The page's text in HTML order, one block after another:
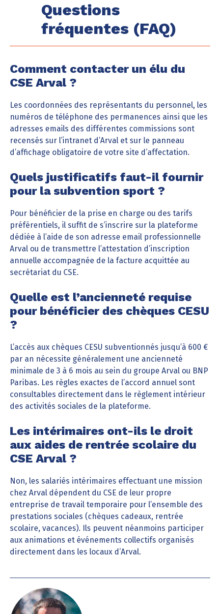
Questions
fréquentes (FAQ)
Comment contacter un élu du
CSE Arval ?
Les coordonnées des représentants du personnel, les
numéros de téléphone des permanences ainsi que les
adresses emails des différentes commissions sont
recensés sur l’intranet d’Arval et sur le panneau
d’affichage obligatoire de votre site d’affectation.
Quels justificatifs faut-il fournir
pour la subvention sport ?
Pour bénéficier de la prise en charge ou des tarifs
préférentiels, il suffit de s’inscrire sur la plateforme
dédiée à l’aide de son adresse email professionnelle
Arval ou de transmettre l’attestation d’inscription
annuelle accompagnée de la facture acquittée au
secrétariat du CSE.
Quelle est l’ancienneté requise
pour bénéficier des chèques CESU
?
L’accès aux chèques CESU subventionnés jusqu’à 600 €
par an nécessite généralement une ancienneté
minimale de 3 à 6 mois au sein du groupe Arval ou BNP
Paribas. Les règles exactes de l’accord annuel sont
consultables directement dans le règlement intérieur
des activités sociales de la plateforme.
Les intérimaires ont-ils le droit
aux aides de rentrée scolaire du
CSE Arval ?
Non, les salariés intérimaires effectuant une mission
chez Arval dépendent du CSE de leur propre
entreprise de travail temporaire pour l’ensemble des
prestations sociales (chèques cadeaux, rentrée
scolaire, vacances). Ils peuvent néanmoins participer
aux animations et événements collectifs organisés
directement dans les locaux d’Arval.